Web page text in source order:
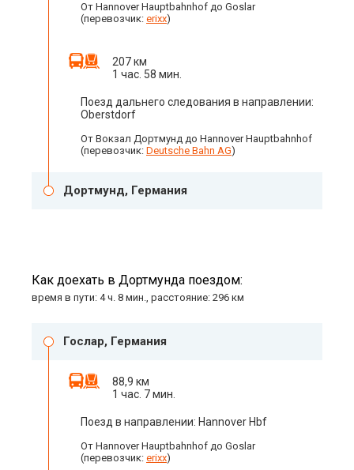
От Hannover Hauptbahnhof до Goslar
(перевозчик: erixx)
207 км
1 час. 58 мин.
Поезд дальнего следования в направлении:
Oberstdorf
От Вокзал Дортмунд до Hannover Hauptbahnhof
(перевозчик: Deutsche Bahn AG)
Дортмунд, Германия
Как доехать в Дортмунда поездом:
время в пути: 4 ч. 8 мин., расстояние: 296 км
Гослар, Германия
88,9 км
1 час. 7 мин.
Поезд в направлении: Hannover Hbf
От Hannover Hauptbahnhof до Goslar
(перевозчик: erixx)